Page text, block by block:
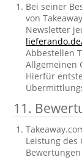
Bei seiner
von
Newsletter
Abbestellen
Allgemeinen
Hierfür
11.
Leistung des